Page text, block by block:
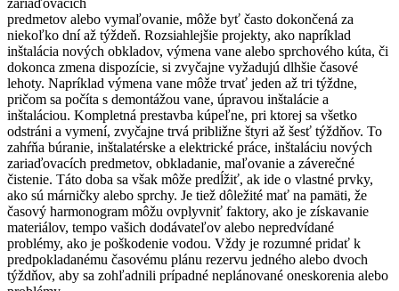
zariaďovacích
predmetov alebo vymaľovanie, môže byť často dokončená za
niekoľko dní až týždeň. Rozsiahlejšie projekty, ako napríklad
inštalácia nových obkladov, výmena vane alebo sprchového kúta, či
dokonca zmena dispozície, si zvyčajne vyžadujú dlhšie časové
lehoty. Napríklad výmena vane môže trvať jeden až tri týždne,
pričom sa počíta s demontážou vane, úpravou inštalácie a
inštaláciou. Kompletná prestavba kúpeľne, pri ktorej sa všetko
odstráni a vymení, zvyčajne trvá približne štyri až šesť týždňov. To
zahŕňa búranie, inštalatérske a elektrické práce, inštaláciu nových
zariaďovacích predmetov, obkladanie, maľovanie a záverečné
čistenie. Táto doba sa však môže predĺžiť, ak ide o vlastné prvky,
ako sú márničky alebo sprchy. Je tiež dôležité mať na pamäti, že
časový harmonogram môžu ovplyvniť faktory, ako je získavanie
materiálov, tempo vašich dodávateľov alebo nepredvídané
problémy, ako je poškodenie vodou. Vždy je rozumné pridať k
predpokladanému časovému plánu rezervu jedného alebo dvoch
týždňov, aby sa zohľadnili prípadné neplánované oneskorenia alebo